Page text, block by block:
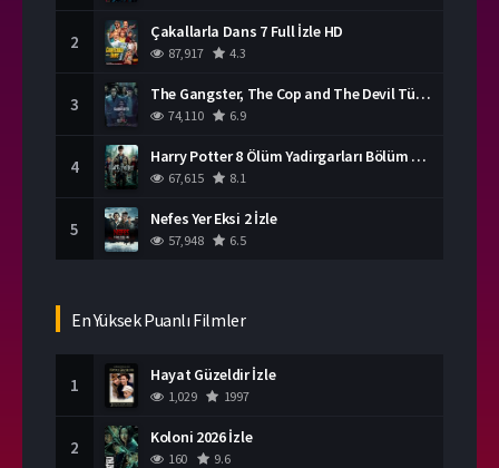
2 Çakallarla Dans 7 Full İzle HD
87,917 4.3
3 The Gangster, The Cop and The Devil Türkçe Dublaj İzle
74,110 6.9
4 Harry Potter 8 Ölüm Yadirgarları Bölüm 2 İzle
67,615 8.1
5 Nefes Yer Eksi 2 İzle
57,948 6.5
En Yüksek Puanlı Filmler
1 Hayat Güzeldir İzle
1,029 1997
2 Koloni 2026 İzle
160 9.6